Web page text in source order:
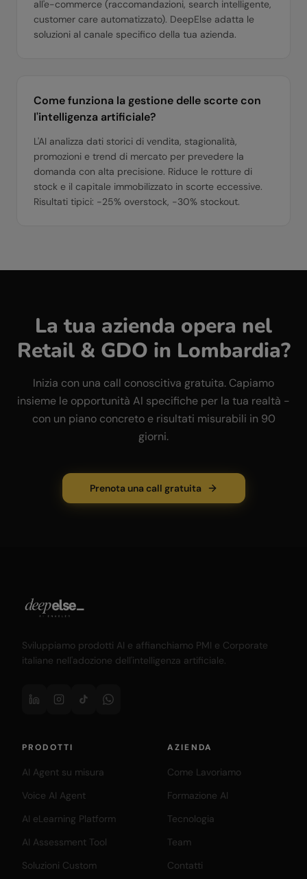
all'e-commerce (raccomandazioni, search intelligente,
customer care automatizzato). DeepElse adatta le
soluzioni al canale specifico della tua azienda.
Come funziona la gestione delle scorte con
l'intelligenza artificiale?
L'AI analizza dati storici di vendita, stagionalità,
promozioni e trend di mercato per prevedere la
domanda con alta precisione. Riduce le rotture di
stock e il capitale immobilizzato in scorte eccessive.
Risultati tipici: -25% overstock, -30% stockout.
La tua azienda opera nel
Retail & GDO in Lombardia?
Inizia con una call conoscitiva gratuita. Capiamo
insieme le opportunità AI specifiche per la tua realtà -
con un piano concreto e risultati misurabili in 90
giorni.
Prenota una call gratuita
Sviluppiamo prodotti AI e affianchiamo PMI e Corporate
italiane nell'adozione dell'intelligenza artificiale.
PRODOTTI
AI Agent su misura
Voice AI Agent
AI eLearning Platform
AI Assessment Tool
Soluzioni Custom
AZIENDA
Come Lavoriamo
Formazione AI
Tecnologia
Team
Contatti